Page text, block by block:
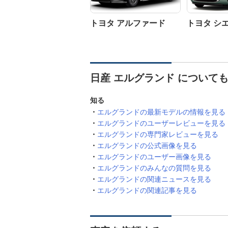
トヨタ アルファード トヨタ シ
日産 エルグランド について
知る
エルグランドの最新モデルの情報を見る
エルグランドのユーザーレビューを見る
エルグランドの専門家レビューを見る
エルグランドの公式画像を見る
エルグランドのユーザー画像を見る
エルグランドのみんなの質問を見る
エルグランドの関連ニュースを見る
エルグランドの関連記事を見る